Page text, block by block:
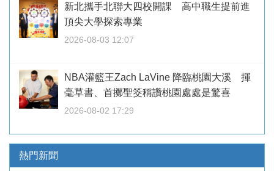
新北攜手北聯大四校開課 高中職生提前進
頂尖大學探索專業
2026-08-03 12:07
NBA灌籃王Zach LaVine 降臨桃園大溪 揮
毫草書、首擲聖筊稱讚桃園處處是驚喜
2026-08-02 17:29
熱門新聞